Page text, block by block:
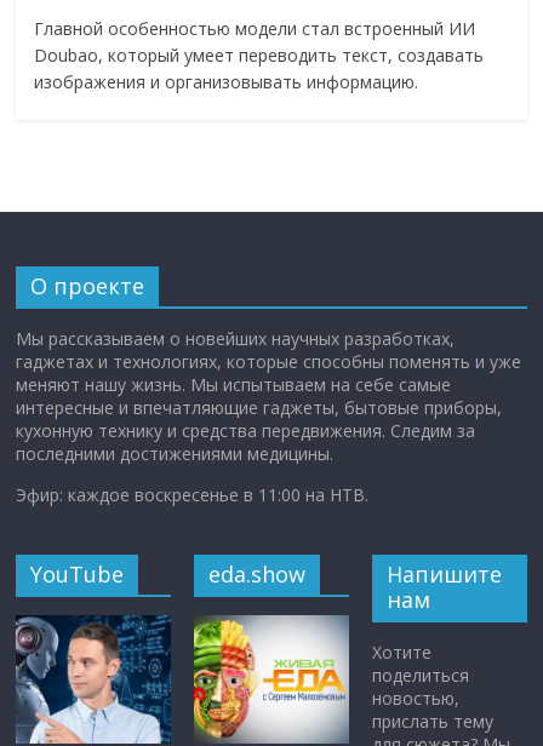
Главной особенностью модели стал встроенный ИИ
Doubao, который умеет переводить текст, создавать
изображения и организовывать информацию.
О проекте
Мы рассказываем о новейших научных разработках,
гаджетах и технологиях, которые способны поменять и уже
меняют нашу жизнь. Мы испытываем на себе самые
интересные и впечатляющие гаджеты, бытовые приборы,
кухонную технику и средства передвижения. Следим за
последними достижениями медицины.
Эфир: каждое воскресенье в 11:00 на НТВ.
YouTube eda.show
Напишите
нам
Хотите
поделиться
новостью,
прислать тему